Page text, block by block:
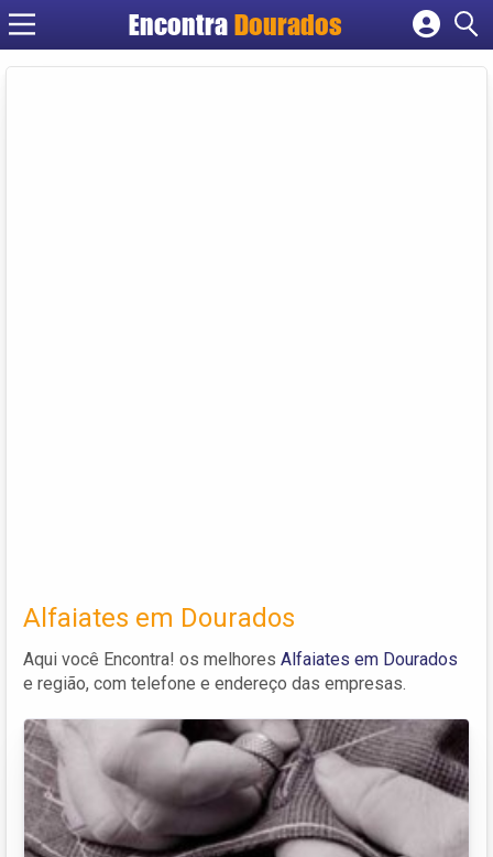
EncontraDourados
Cadastrar empresa
Alfaiates em Dourados
Aqui você Encontra! os melhores Alfaiates em Dourados
e região, com telefone e endereço das empresas.